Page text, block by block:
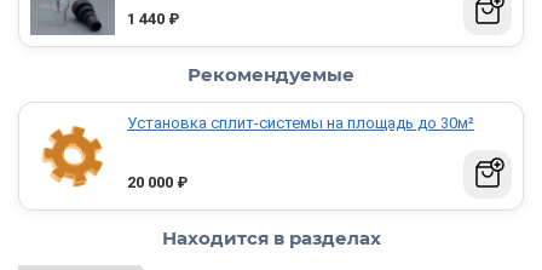
1 440 ₽
Рекомендуемые
Установка сплит-системы на площадь до 30м²
20 000 ₽
Находится в разделах